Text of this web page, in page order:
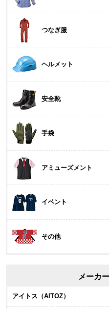
つなぎ服
ヘルメット
安全靴
手袋
アミューズメント
イベント
その他
メーカ
アイトス（AITOZ）